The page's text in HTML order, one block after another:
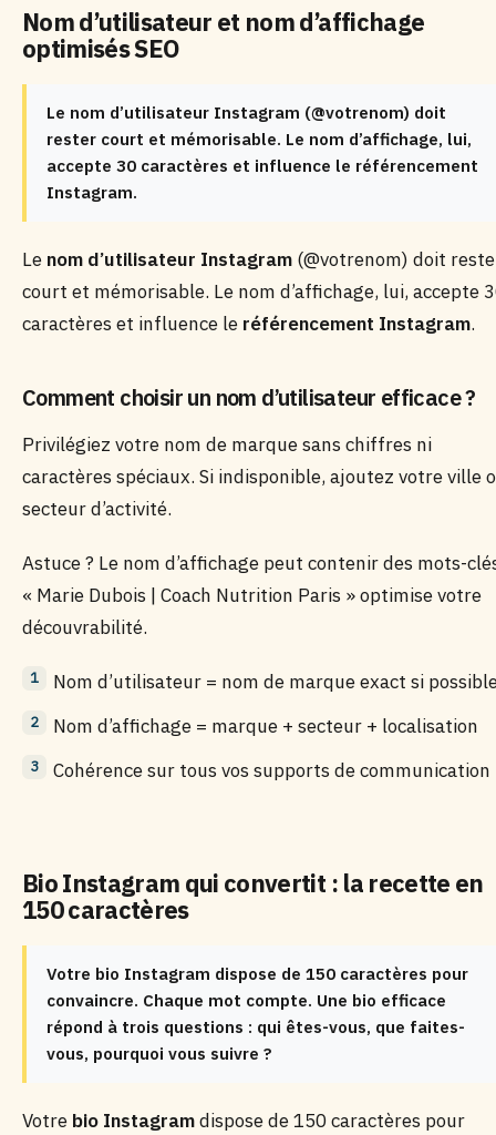
Nom d’utilisateur et nom d’affichage
optimisés SEO
Le nom d’utilisateur Instagram (@votrenom) doit
rester court et mémorisable. Le nom d’affichage, lui,
accepte 30 caractères et influence le référencement
Instagram.
Le nom d’utilisateur Instagram (@votrenom) doit
court et mémorisable. Le nom d’affichage, lui, accepte
caractères et influence le référencement Instagram.
Comment choisir un nom d’utilisateur efficace ?
Privilégiez votre nom de marque sans chiffres ni
caractères spéciaux. Si indisponible, ajoutez votre ville
secteur d’activité.
Astuce ? Le nom d’affichage peut contenir des mots-
« Marie Dubois | Coach Nutrition Paris » optimise votre
découvrabilité.
Nom d’utilisateur = nom de marque exact si
Nom d’affichage = marque + secteur + localisation
Cohérence sur tous vos supports de communication
Bio Instagram qui convertit : la recette en
150 caractères
Votre bio Instagram dispose de 150 caractères pour
convaincre. Chaque mot compte. Une bio efficace
répond à trois questions : qui êtes-vous, que faites-
vous, pourquoi vous suivre ?
Votre bio Instagramdispose de 150 caractères pour